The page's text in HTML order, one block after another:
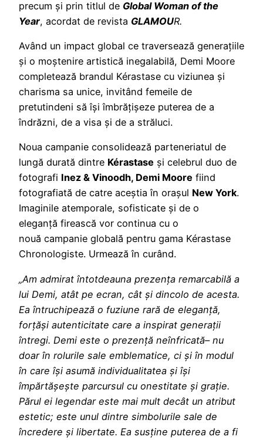
precum și prin titlul de Global Woman of the
Year, acordat de revista GLAMOUR.
Având un impact global ce traversează generațiile
și o moștenire artistică inegalabilă, Demi Moore
completează brandul Kérastase cu viziunea și
charisma sa unice, invitând femeile de
pretutindeni să își îmbrățișeze puterea de a
îndrăzni, de a visa și de a străluci.
Noua campanie consolidează parteneriatul de
lungă durată dintre Kérastase și celebrul duo de
fotografi Inez & Vinoodh, Demi Moore fiind
fotografiată de catre aceștia în orașul New York.
Imaginile atemporale, sofisticate și de o
eleganță firească vor continua cu o
nouă campanie globală pentru gama Kérastase
Chronologiste. Urmează în curând.
„Am admirat întotdeauna prezența remarcabilă a
lui Demi, atât pe ecran, cât și dincolo de acesta.
Ea întruchipează o fuziune rară de eleganță,
forțăși autenticitate care a inspirat generații
întregi. Demi este o prezență neînfricată–nu
doar în rolurile sale emblematice, ci și în modul
în care își asumă individualitatea și își
împărtășește parcursul cu onestitate și grație.
Părul ei legendar este mai mult decât un atribut
estetic; este unul dintre simbolurile sale de
încredere și libertate. Ea susține puterea de a fi